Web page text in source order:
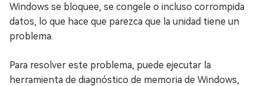
Windows se bloquee, se congele o incluso corrompida
datos, lo que hace que parezca que la unidad tiene un
problema.
Para resolver este problema, puede ejecutar la
herramienta de diagnóstico de memoria de Windows,